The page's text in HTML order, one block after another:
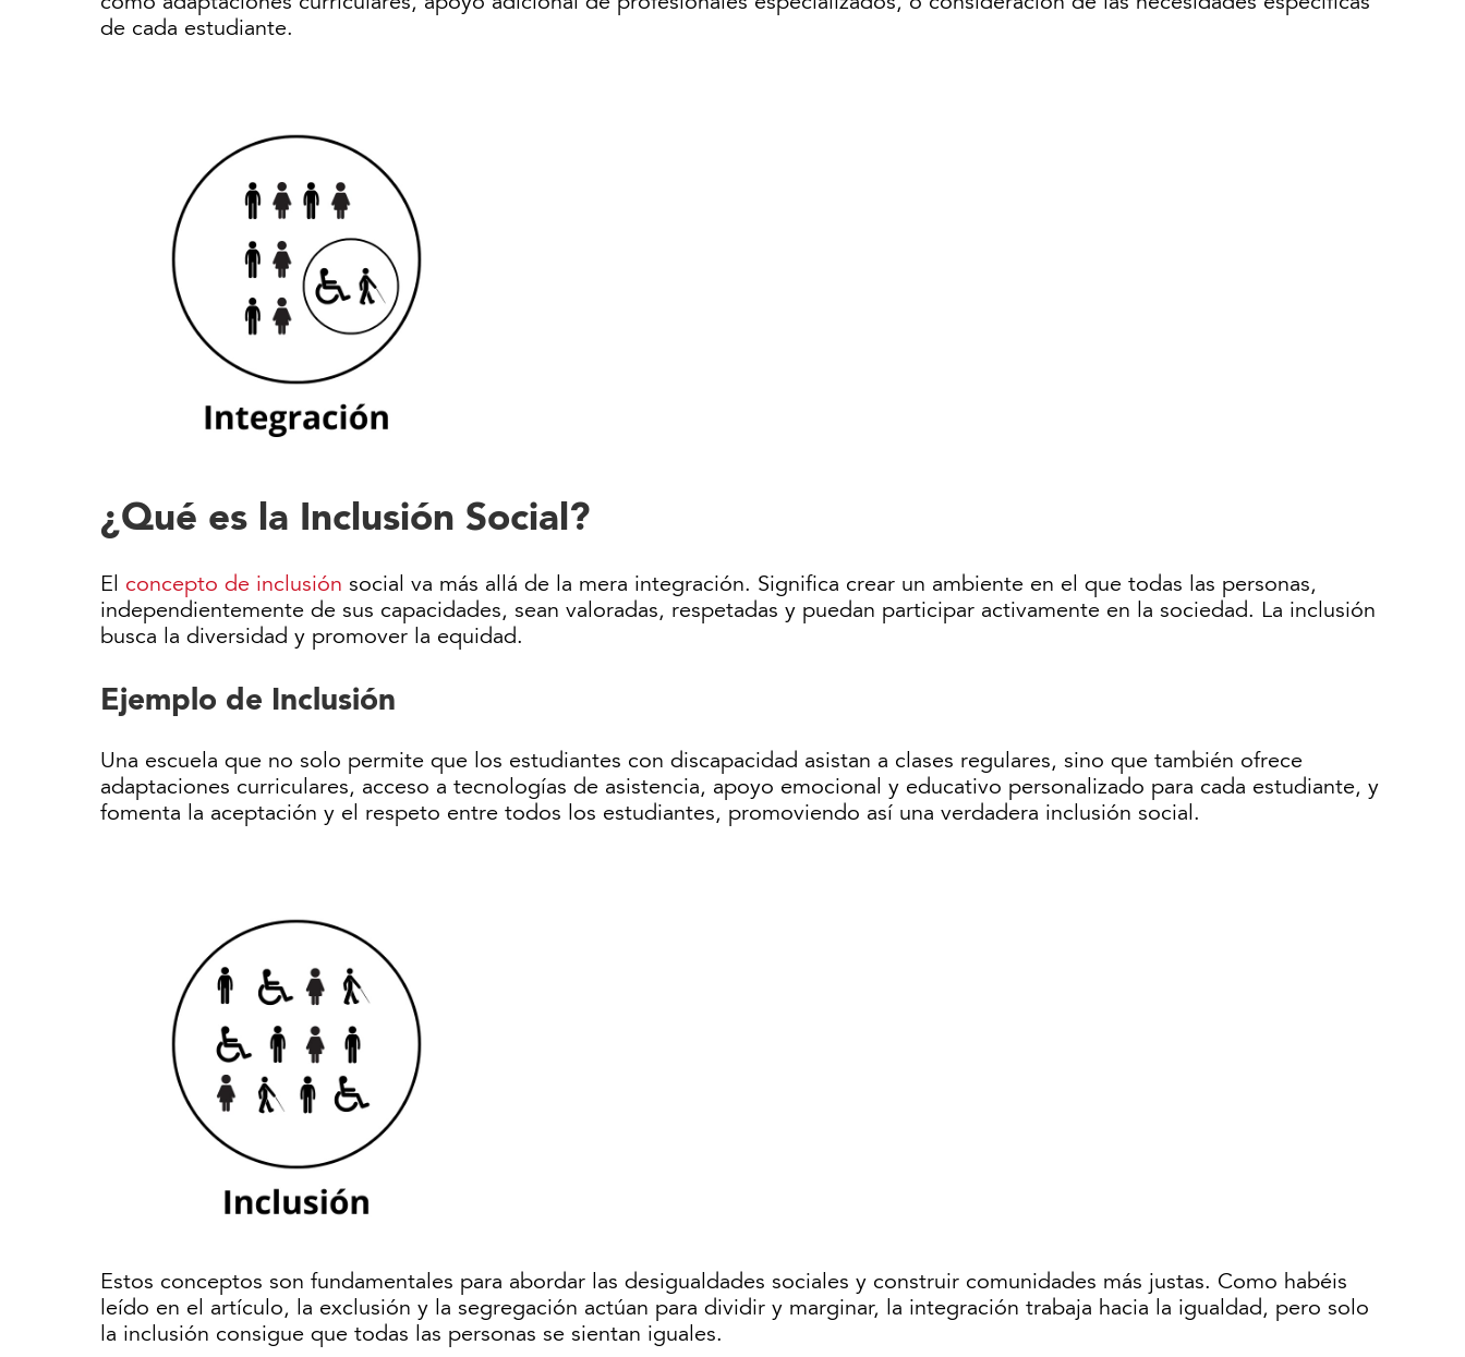
de cada estudiante.
¿Qué es la Inclusión Social?
El concepto de inclusión social va más allá de la mera integración. Significa crear un ambiente en el que todas las personas,
independientemente de sus capacidades, sean valoradas, respetadas y puedan participar activamente en la sociedad. La inclusión
busca la diversidad y promover la equidad.
Ejemplo de Inclusión
Una escuela que no solo permite que los estudiantes con discapacidad asistan a clases regulares, sino que también ofrece
adaptaciones curriculares, acceso a tecnologías de asistencia, apoyo emocional y educativo personalizado para cada estudiante, y
fomenta la aceptación y el respeto entre todos los estudiantes, promoviendo así una verdadera inclusión social.
Estos conceptos son fundamentales para abordar las desigualdades sociales y construir comunidades más justas. Como habéis
leído en el artículo, la exclusión y la segregación actúan para dividir y marginar, la integración trabaja hacia la igualdad, pero solo
la inclusión consigue que todas las personas se sientan iguales.